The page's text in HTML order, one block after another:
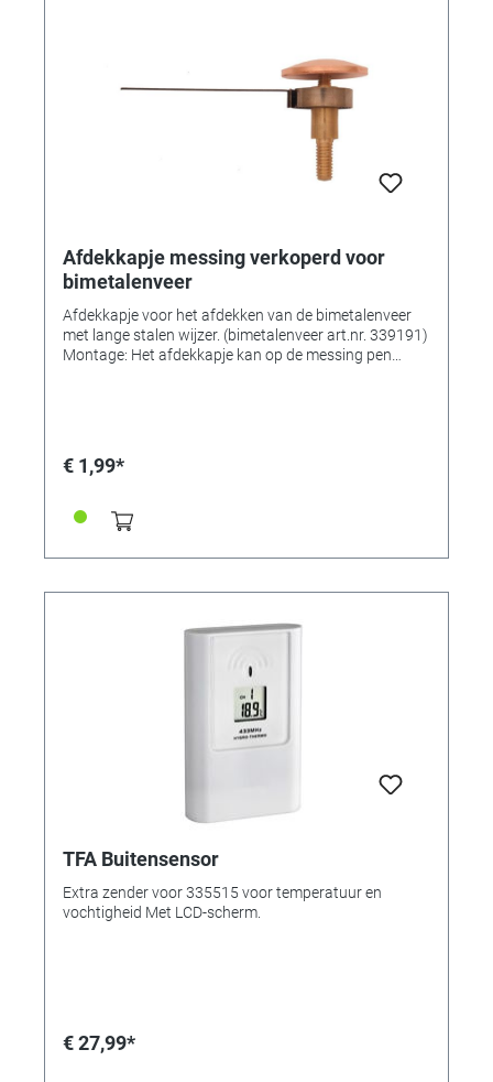
Afdekkapje messing verkoperd voor
bimetalenveer
Afdekkapje voor het afdekken van de bimetalenveer
met lange stalen wijzer. (bimetalenveer art.nr. 339191)
Montage: Het afdekkapje kan op de messing pen
met handschoenen aan (katoenen handschoenen of
die bijvoorbeeld worden veroorzaakt door transpiratie
van de handen. Helaas kunnen we geen reclamaties
€ 1,99*
TFA Buitensensor
Extra zender voor 335515 voor temperatuur en
vochtigheid Met LCD-scherm.
€ 27,99*